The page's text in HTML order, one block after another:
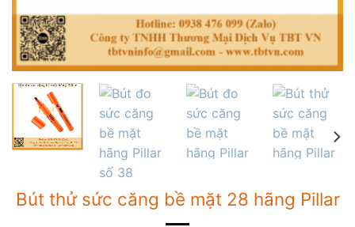
Bút thử sức căng bề mặt 28 hãng Pillar